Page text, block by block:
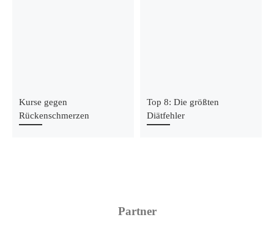
Kurse gegen
Rückenschmerzen
Top 8: Die größten
Diätfehler
Partner